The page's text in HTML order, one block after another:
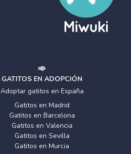
GATITOS EN ADOPCIÓN
Adoptar gatitos en España
Gatitos en Madrid
Gatitos en Barcelona
Gatitos en Valencia
Gatitos en Sevilla
Gatitos en Murcia